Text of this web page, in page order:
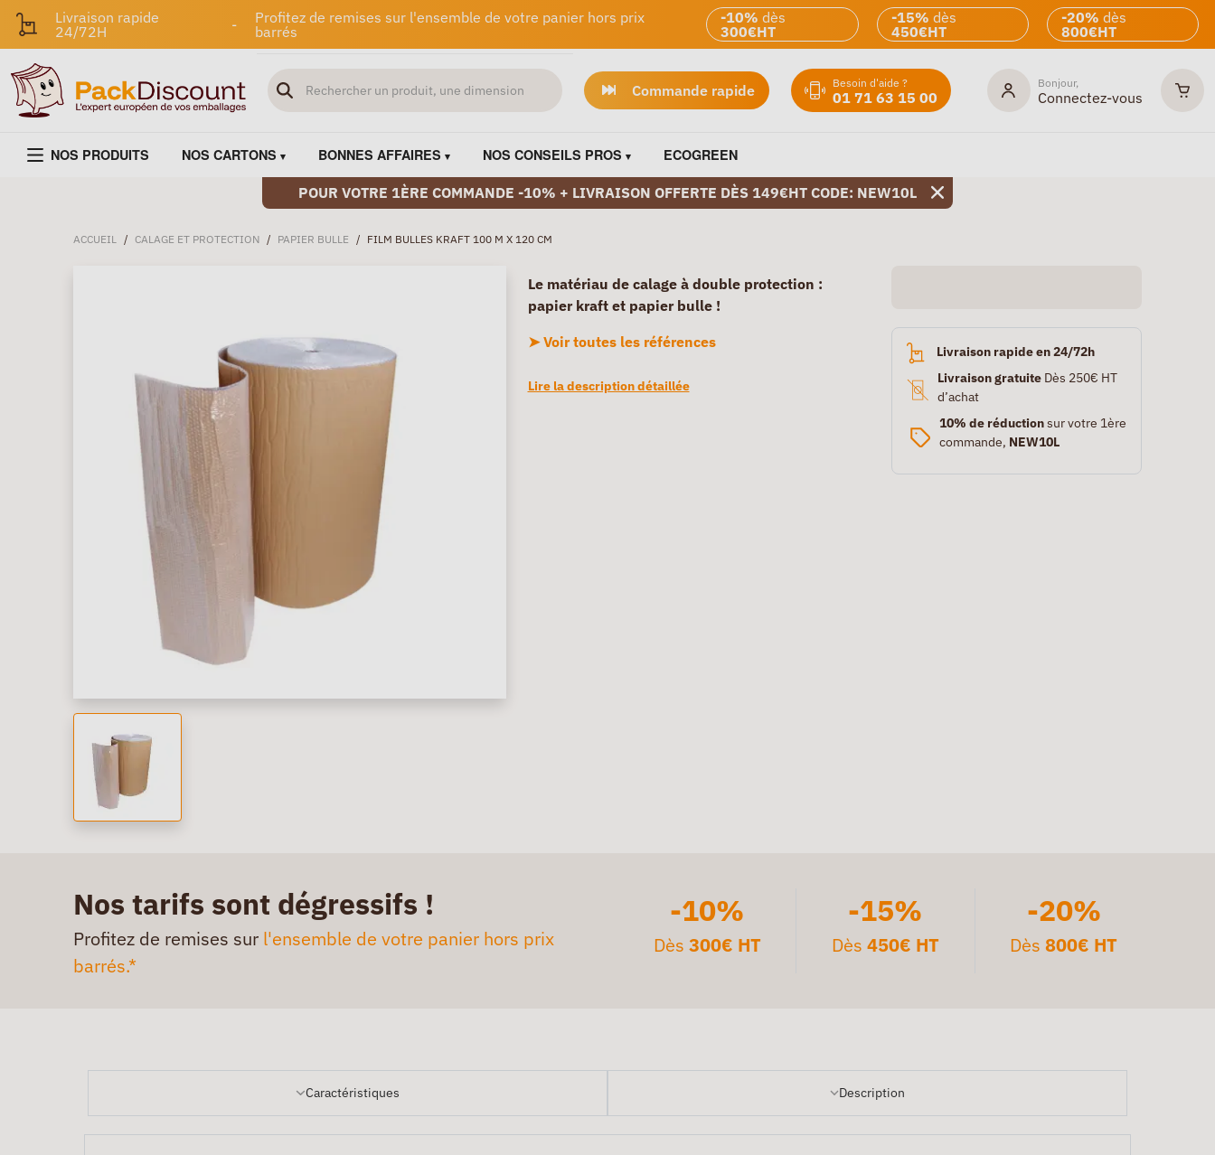
Livraison rapide
24/72H
-
Profitez de remises sur l'ensemble de votre panier hors prix
barrés
-10% dès
300€HT
-15% dès
450€HT
-20% dès
800€HT
Commande rapide Besoin d'aide ?
01 71 63 15 00
Bonjour,
Connectez-vous
NOS PRODUITS NOS CARTONS BONNES AFFAIRES NOS CONSEILS PROS ECOGREEN
POUR VOTRE 1ÈRE COMMANDE -10% + LIVRAISON OFFERTE DÈS 149€HT CODE: NEW10L
ACCUEIL / CALAGE ET PROTECTION / PAPIER BULLE / FILM BULLES KRAFT 100 M X 120 CM
Le matériau de calage à double protection :
papier kraft et papier bulle !
➤ Voir toutes les références
Lire la description détaillée
Livraison rapide en 24/72h
Livraison gratuiteDès 250€ HT
d’achat
10% de réductionsur votre 1ère
commande, NEW10L
Nos tarifs sont dégressifs !
Profitez de remises sur l'ensemble de votre panier hors prix
barrés.*
-10%
Dès 300€ HT
-15%
Dès 450€ HT
-20%
Dès800€ HT
Caractéristiques Description